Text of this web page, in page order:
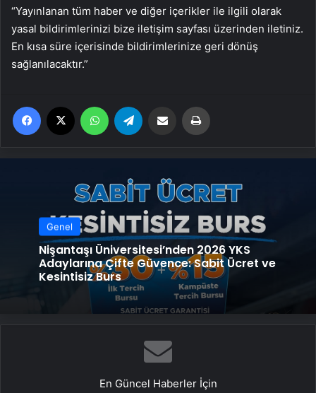
“Yayınlanan tüm haber ve diğer içerikler ile ilgili olarak
yasal bildirimlerinizi bize iletişim sayfası üzerinden iletiniz.
En kısa süre içerisinde bildirimlerinize geri dönüş
sağlanılacaktır.”
Facebook WhatsApp Email'den paylaş
Genel
Nişantaşı Üniversitesi’nden 2026 YKS
Adaylarına Çifte Güvence: Sabit Ücret ve
Kesintisiz Burs
En Güncel Haberler İçin